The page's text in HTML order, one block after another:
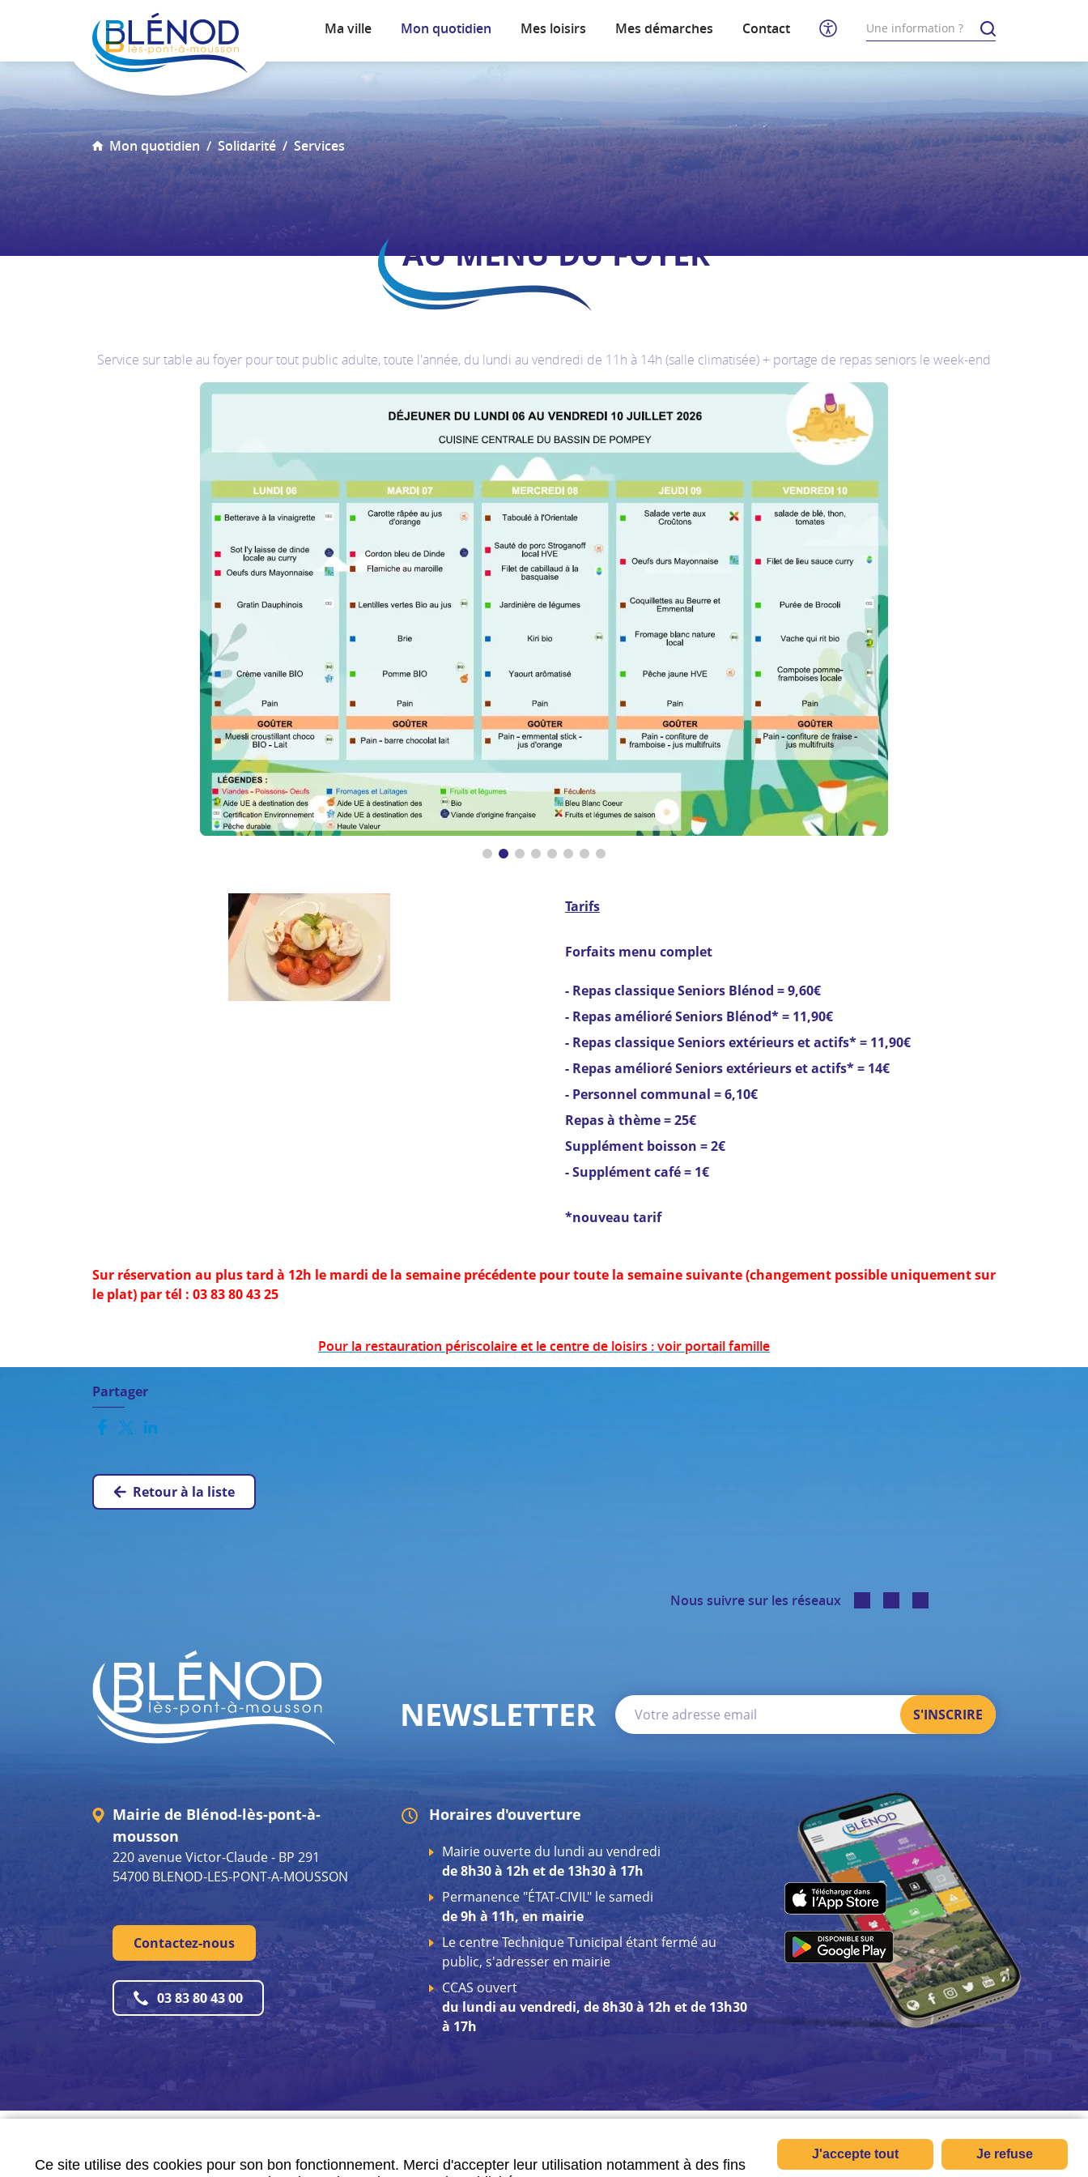
Ce site utilise des cookies pour son bon fonctionnement. Merci d'accepter leur utilisation notamment à des fins
J'accepte tout Je refuse
Ma ville Mon quotidien Mes loisirs Mes démarches Contact
Mon quotidien Solidarité Services
AU MENU DU FOYER
Service sur table au foyer pour tout public adulte, toute l'année, du lundi au vendredi de 11h à 14h (salle climatisée) + portage de repas seniors le week-end
Tarifs
Forfaits menu complet
- Repas classique Seniors Blénod = 9,60€
- Repas amélioré Seniors Blénod* = 11,90€
- Repas classique Seniors extérieurs et actifs* = 11,90€
- Repas amélioré Seniors extérieurs et actifs* = 14€
- Personnel communal = 6,10€
Repas à thème = 25€
Supplément boisson = 2€
- Supplément café = 1€
*nouveau tarif
Sur réservation au plus tard à 12h le mardi de la semaine précédente pour toute la semaine suivante (changement possible uniquement sur
le plat) par tél : 03 83 80 43 25
Pour la restauration périscolaire et le centre de loisirs : voir portail famille
Partager
Retour à la liste
Nous suivre sur les réseaux
NEWSLETTER
Mairie de Blénod-lès-pont-à-
mousson
220 avenue Victor-Claude - BP 291
54700 BLENOD-LES-PONT-A-MOUSSON
Contactez-nous
03 83 80 43 00
Horaires d'ouverture
Mairie ouverte du lundi au vendredi
de 8h30 à 12h et de 13h30 à 17h
Permanence "ÉTAT-CIVIL" le samedi
de 9h à 11h, en mairie
Le centre Technique Tunicipal étant fermé au
public, s'adresser en mairie
CCAS ouvert
du lundi au vendredi, de 8h30 à 12h et de 13h30
à 17h
Plan du site